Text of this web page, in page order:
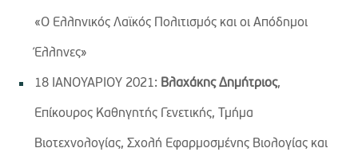
«Ο Ελληνικός Λαϊκός Πολιτισμός και οι Απόδημοι
Έλληνες»
18 ΙΑΝΟΥΑΡΙΟΥ 2021: Βλαχάκης Δημήτριος,
Επίκουρος Καθηγητής Γενετικής, Τμήμα
Βιοτεχνολογίας, Σχολή Εφαρμοσμένης Βιολογίας και